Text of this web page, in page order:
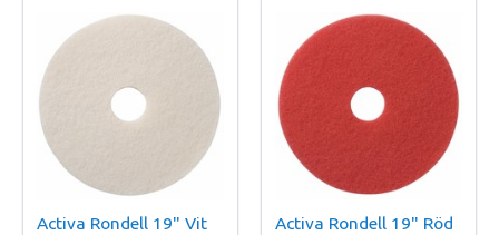
Activa Rondell 19" Vit Activa Rondell 19" Röd